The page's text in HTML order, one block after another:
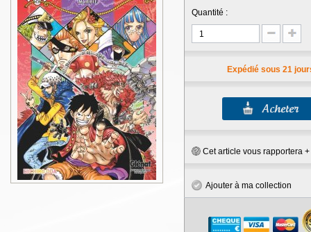
Quantité :
Expédié sous 21
Cet article vous rapportera +
Ajouter à ma collection